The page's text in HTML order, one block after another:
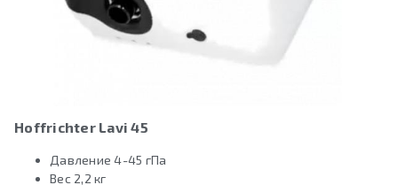
Hoffrichter Lavi 45
Давление 4-45 гПа
Вес 2,2 кг